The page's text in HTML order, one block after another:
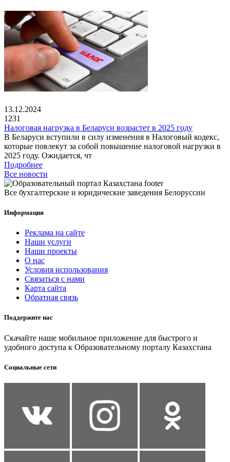
13.12.2024
1231
Налоговая нагрузка в Беларуси возрастет в 2025 году
В Беларуси вступили в силу изменения в Налоговый кодекс,
которые повлекут за собой повышение налоговой нагрузки в
2025 году. Ожидается, чт
Подробнее
Все новости
Все бухгалтерские и юридические заведения Белоруссии
Информация
Реклама на сайте
Наши услуги
Наши проекты
О нас
Условия использования
Связаться с нами
Карта сайта
Обратная связь
Поддержите нас
Скачайте наше мобильное приложение для быстрого и
удобного доступа к Образовательному порталу Казахстана
Социальные сети